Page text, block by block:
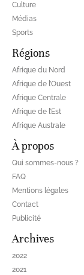
Culture
Médias
Sports
Régions
Afrique du Nord
Afrique de l’Ouest
Afrique Centrale
Afrique de l’Est
Afrique Australe
À propos
Qui sommes-nous ?
FAQ
Mentions légales
Contact
Publicité
Archives
2022
2021